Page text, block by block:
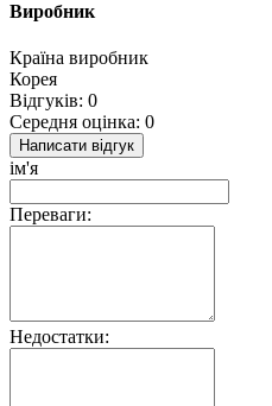
Виробник
Країна виробник
Корея
Відгуків: 0
Середня оцінка: 0
Написати відгук
ім'я
Переваги:
Недостатки: